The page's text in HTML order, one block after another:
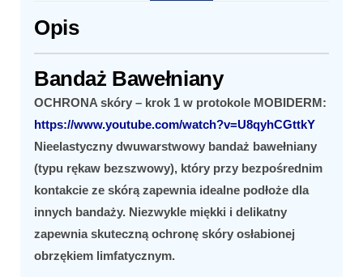
Opis
Bandaż Bawełniany
OCHRONA skóry – krok 1 w protokole MOBIDERM:
https://www.youtube.com/watch?v=U8qyhCGttkY
Nieelastyczny dwuwarstwowy bandaż bawełniany
(typu rękaw bezszwowy), który przy bezpośrednim
kontakcie ze skórą zapewnia idealne podłoże dla
innych bandaży. Niezwykle miękki i delikatny
zapewnia skuteczną ochronę skóry osłabionej
obrzękiem limfatycznym.